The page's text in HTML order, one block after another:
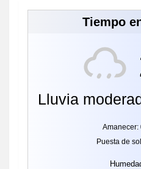
Tiempo
Lluvia
Amanecer:
Puesta de